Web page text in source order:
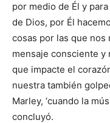
por medio de Él y
de Dios, por Él
cosas por las que nos
mensaje consciente y
que impacte el
nuestra también
Marley, ‘cuando la
concluyó.